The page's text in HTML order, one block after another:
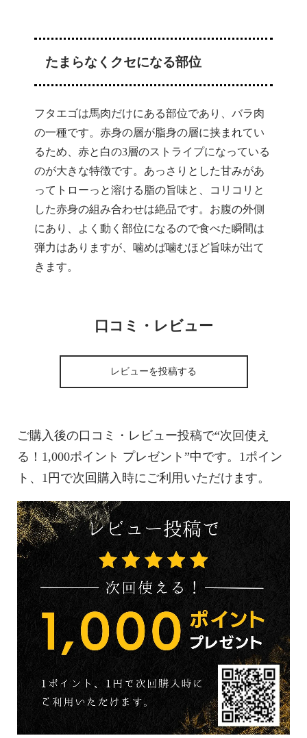
たまらなくクセになる部位
フタエゴは馬肉だけにある部位であり、バラ肉
の一種です。赤身の層が脂身の層に挟まれてい
るため、赤と白の3層のストライプになっている
のが大きな特徴です。あっさりとした甘みがあ
ってトローっと溶ける脂の旨味と、コリコリと
した赤身の組み合わせは絶品です。お腹の外側
にあり、よく動く部位になるので食べた瞬間は
弾力はありますが、噛めば噛むほど旨味が出て
きます。
口コミ・レビュー
レビューを投稿する
ご購入後の口コミ・レビュー投稿で“次回使え
る！1,000ポイント プレゼント”中です。1ポイン
ト、1円で次回購入時にご利用いただけます。